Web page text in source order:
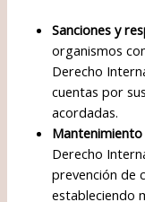
Sanciones y
organismos
Derecho
cuentas por
acordadas.
Derecho
prevención de
estableciendo